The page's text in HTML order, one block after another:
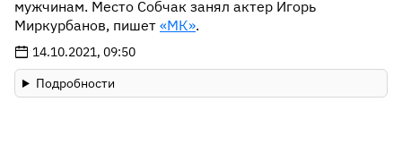
мужчинам. Место Собчак занял актер Игорь
Миркурбанов, пишет «МК».
14.10.2021, 09:50
Подробности